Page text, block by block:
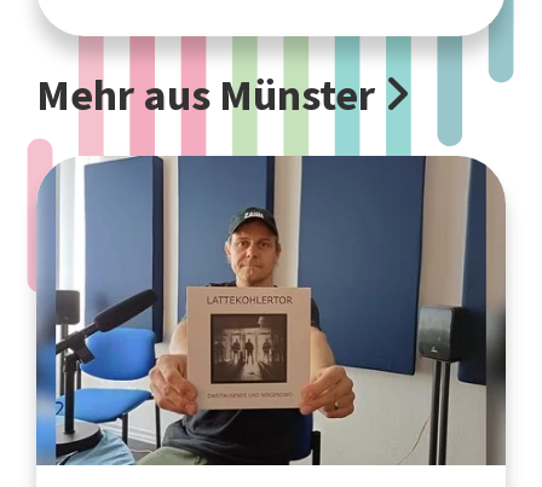
Mehr aus Münster